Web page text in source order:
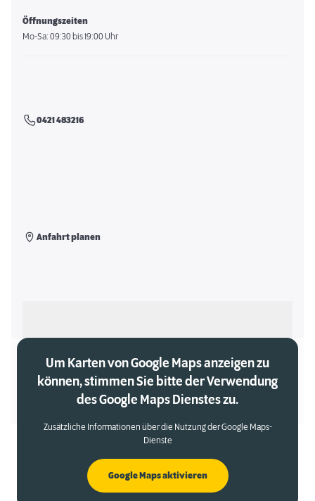
Öffnungszeiten
Mo-Sa: 09:30 bis 19:00 Uhr
0421 483216
Anfahrt planen
Um Karten von Google Maps anzeigen zu
können, stimmen Sie bitte der Verwendung
des Google Maps Dienstes zu.
Zusätzliche Informationen über die Nutzung der Google Maps-
Dienste
Google Maps aktivieren